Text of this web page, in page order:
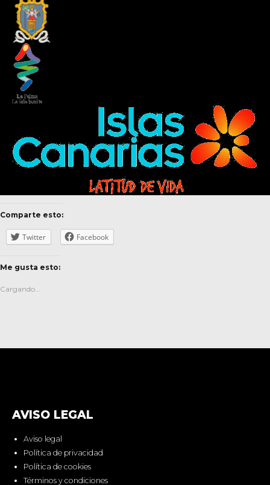
Comparte esto:
Twitter Facebook
Me gusta esto:
Cargando...
AVISO LEGAL
Aviso legal
Política de privacidad
Política de cookies
Términos y condiciones